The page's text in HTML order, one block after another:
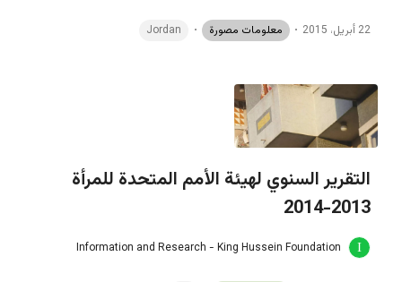
22 أبريل، 2015 معلومات مصورة Jordan
التقرير السنوي لهيئة الأمم المتحدة للمرأة
2013-2014
Information and Research - King Hussein Foundation